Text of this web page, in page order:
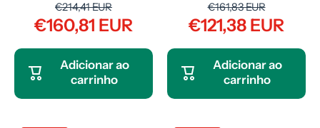
€214,41 EUR
€160,81 EUR
Adicionar ao
carrinho
€161,83 EUR
€121,38 EUR
Adicionar ao
carrinho